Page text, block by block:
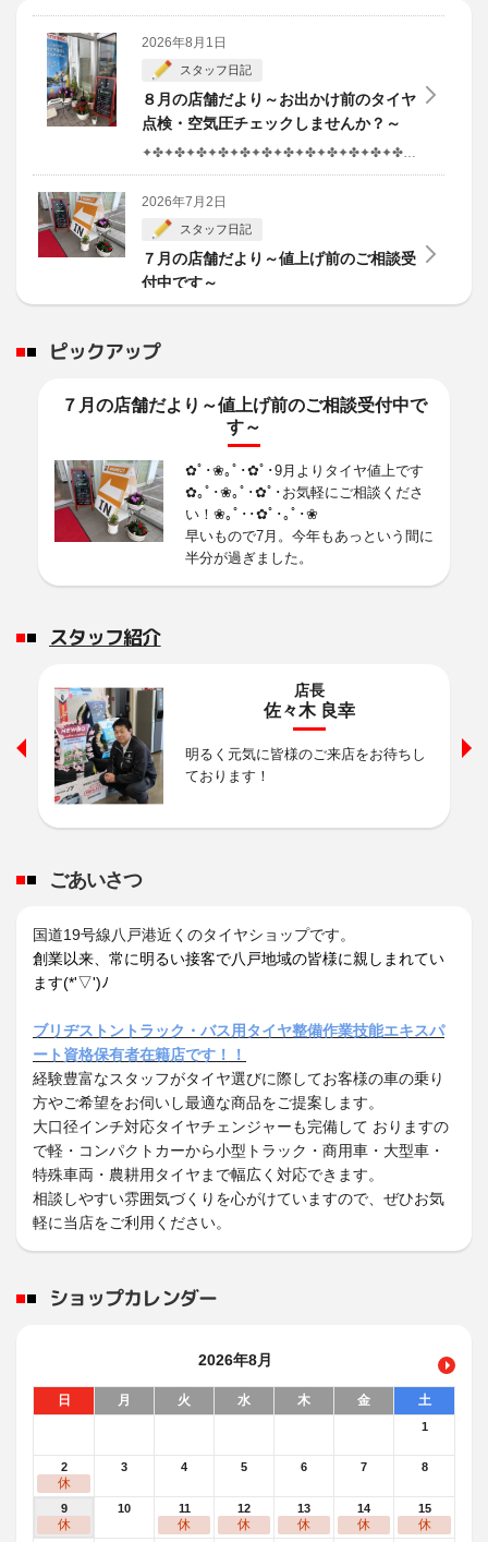
2026年8月1日
スタッフ日記
８月の店舗だより～お出かけ前のタイヤ
点検・空気圧チェックしませんか？～
✦✤✦✤✦✤✦✤✦✤✦✤✦✤✦✤✦✤✦✤✦✤✦✤✦✤✦✤✦✤✦✤✦✤✦✤✦✤✦✤✦✤✦✤✦
2026年7月2日
スタッフ日記
７月の店舗だより～値上げ前のご相談受
付中です～
2026年2月10日
【新商品】ALENZA LX200
SUV向けプレミアムタイヤ
2026年2月10日
商品情報
【新商品】FINESSA HB01
2月発売、新商品の紹介です！FINESSAなら、タイヤがすり減っても
ピックアップ
７月の店舗だより～値上げ前のご相談受付中で
す～
✿ﾟ･❀｡ﾟ･✿ﾟ･9月よりタイヤ値上です
✿｡ﾟ･❀｡ﾟ･✿ﾟ･お気軽にご相談くださ
い！❀｡ﾟ･･✿ﾟ･｡ﾟ･❀
早いもので7月。今年もあっという間に
半分が過ぎました。
スタッフ紹介
店長
佐々木 良幸
明るく元気に皆様のご来店をお待ちし
ております！
ごあいさつ
国道19号線八戸港近くのタイヤショップです。
創業以来、常に明るい接客で八戸地域の皆様に親しまれてい
ます(*'▽')ﾉ
ブリヂストントラック・バス用タイヤ整備作業技能エキスパ
ート資格保有者在籍店です！！
経験豊富なスタッフがタイヤ選びに際してお客様の車の乗り
方やご希望をお伺いし最適な商品をご提案します。
大口径インチ対応タイヤチェンジャーも完備して おりますの
で軽・コンパクトカーから小型トラック・商用車・大型車・
特殊車両・農耕用タイヤまで幅広く対応できます。
相談しやすい雰囲気づくりを心がけていますので、ぜひお気
軽に当店をご利用ください。
ショップカレンダー
2026年8月
日 月 火 水 木 金 土
1
2
休
3 4 5 6 7 8
9
休
10 11
休
12
休
13
休
14
休
15
休